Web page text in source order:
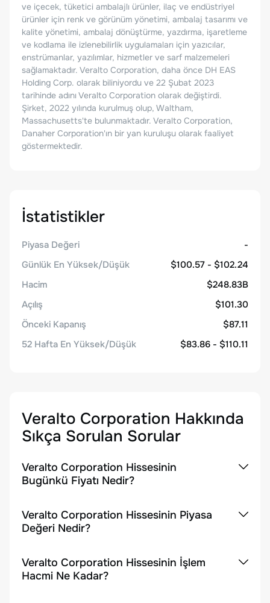
ve içecek, tüketici ambalajlı ürünler, ilaç ve endüstriyel
ürünler için renk ve görünüm yönetimi, ambalaj tasarımı ve
kalite yönetimi, ambalaj dönüştürme, yazdırma, işaretleme
ve kodlama ile izlenebilirlik uygulamaları için yazıcılar,
enstrümanlar, yazılımlar, hizmetler ve sarf malzemeleri
sağlamaktadır. Veralto Corporation, daha önce DH EAS
Holding Corp. olarak biliniyordu ve 22 Şubat 2023
tarihinde adını Veralto Corporation olarak değiştirdi.
Şirket, 2022 yılında kurulmuş olup, Waltham,
Massachusetts'te bulunmaktadır. Veralto Corporation,
Danaher Corporation'ın bir yan kuruluşu olarak faaliyet
göstermektedir.
İstatistikler
Piyasa Değeri
-
Günlük En Yüksek/Düşük
$100.57 - $102.24
Hacim
$248.83B
Açılış
$101.30
Önceki Kapanış
$87.11
52 Hafta En Yüksek/Düşük
$83.86 - $110.11
Veralto Corporation Hakkında
Sıkça Sorulan Sorular
Veralto Corporation Hissesinin
Bugünkü Fiyatı Nedir?
Veralto Corporation Hissesinin Piyasa
Değeri Nedir?
Veralto Corporation Hissesinin İşlem
Hacmi Ne Kadar?